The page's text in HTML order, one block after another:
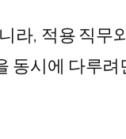
, 적용 직무
시에 다루려